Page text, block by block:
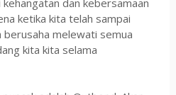
dan kebersamaan
ketika kita telah sampai
melewati semua
kita kita selama